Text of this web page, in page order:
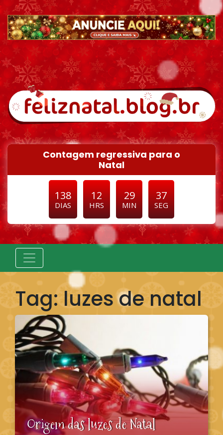
Pular para o conteúdo
Contagem regressiva para o
Natal
138
DIAS
12
HRS
29
MIN
36
SEG
Tag: luzes de natal
Origem das luzes de Natal